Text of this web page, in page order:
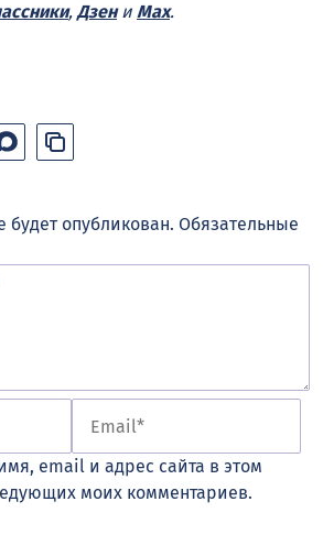
, Дзени Max.
опубликован. Обязательные
email и адрес сайта в этом
моих комментариев.